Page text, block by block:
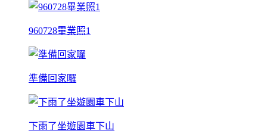
960728畢業照1
準備回家囉
下雨了坐遊園車下山